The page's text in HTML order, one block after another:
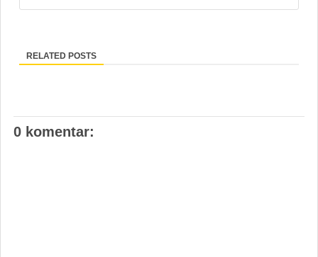
RELATED POSTS
0 komentar: